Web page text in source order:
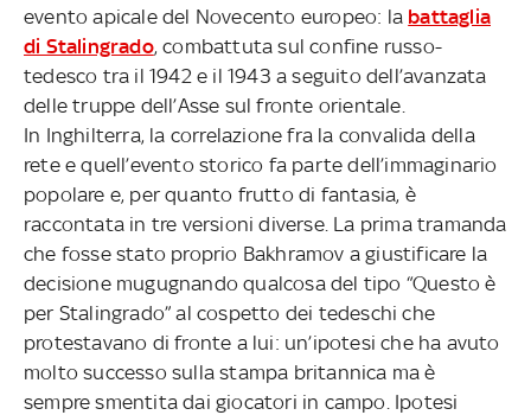
evento apicale del Novecento europeo: la battaglia
di Stalingrado, combattuta sul confine russo-
tedesco tra il 1942 e il 1943 a seguito dell’avanzata
delle truppe dell’Asse sul fronte orientale.
In Inghilterra, la correlazione fra la convalida della
rete e quell’evento storico fa parte dell’immaginario
popolare e, per quanto frutto di fantasia, è
raccontata in tre versioni diverse. La prima tramanda
che fosse stato proprio Bakhramov a giustificare la
decisione mugugnando qualcosa del tipo “Questo è
per Stalingrado” al cospetto dei tedeschi che
protestavano di fronte a lui: un’ipotesi che ha avuto
molto successo sulla stampa britannica ma è
sempre smentita dai giocatori in campo. Ipotesi